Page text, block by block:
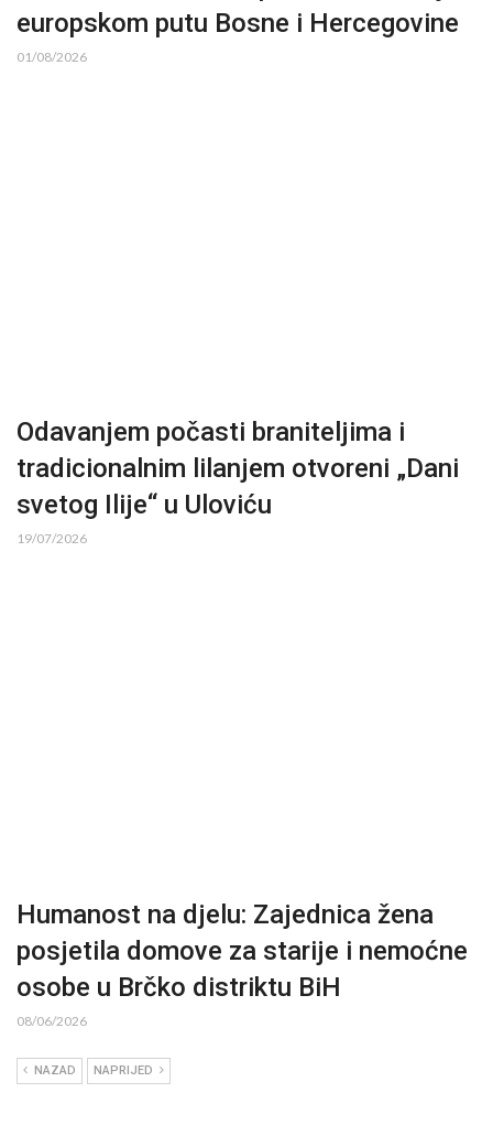
europskom putu Bosne i Hercegovine
01/08/2026
Odavanjem počasti braniteljima i
tradicionalnim lilanjem otvoreni „Dani
svetog Ilije“ u Uloviću
19/07/2026
Humanost na djelu: Zajednica žena
posjetila domove za starije i nemoćne
osobe u Brčko distriktu BiH
08/06/2026
NAZAD NAPRIJED